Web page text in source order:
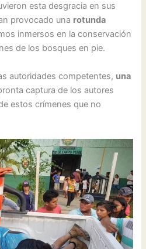
esta desgracia en sus
provocado una rotunda
inmersos en la conservación
de los bosques en pie.
autoridades competentes, una
captura de los autores
estos crímenes que no